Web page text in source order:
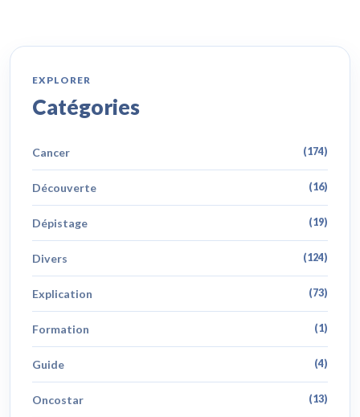
EXPLORER
Catégories
Cancer (174)
Découverte (16)
Dépistage (19)
Divers (124)
Explication (73)
Formation (1)
Guide (4)
Oncostar (13)